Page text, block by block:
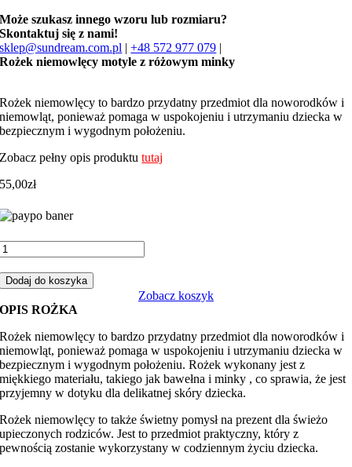
Może szukasz innego wzoru lub rozmiaru?
Skontaktuj się z nami!
sklep@sundream.com.pl |+48 572 977 079 |
Rożek niemowlęcy motyle z różowym minky
Rożek niemowlęcy to bardzo przydatny przedmiot dla noworodków i
niemowląt, ponieważ pomaga w uspokojeniu i utrzymaniu dziecka w
bezpiecznym i wygodnym położeniu.
Zobacz pełny opis produktututaj
55,00zł
Dodaj do koszyka
Zobacz koszyk
OPIS ROŻKA
Rożek niemowlęcy to bardzo przydatny przedmiot dla noworodków i
niemowląt, ponieważ pomaga w uspokojeniu i utrzymaniu dziecka w
bezpiecznym i wygodnym położeniu. Rożek wykonany jest z
miękkiego materiału, takiego jak bawełna i minky , co sprawia, że jest
przyjemny w dotyku dla delikatnej skóry dziecka.
Rożek niemowlęcy to także świetny pomysł na prezent dla świeżo
upieczonych rodziców. Jest to przedmiot praktyczny, który z
pewnością zostanie wykorzystany w codziennym życiu dziecka.